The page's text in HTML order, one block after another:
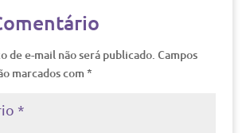
de e-mail não será publicado. Campos
marcados com *